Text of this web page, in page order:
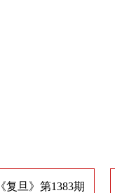
《复旦》第1383期